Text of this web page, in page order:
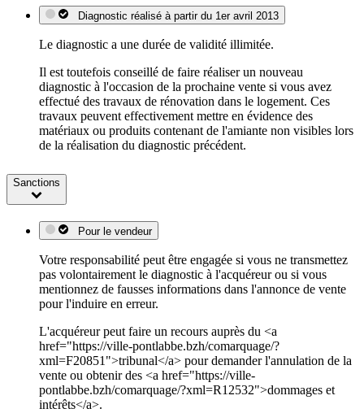
Diagnostic réalisé à partir du 1er avril 2013
Le diagnostic a une durée de validité illimitée.
Il est toutefois conseillé de faire réaliser un nouveau
diagnostic à l'occasion de la prochaine vente si vous avez
effectué des travaux de rénovation dans le logement. Ces
travaux peuvent effectivement mettre en évidence des
matériaux ou produits contenant de l'amiante non visibles lors
de la réalisation du diagnostic précédent.
Sanctions
Pour le vendeur
Votre responsabilité peut être engagée si vous ne transmettez
pas volontairement le diagnostic à l'acquéreur ou si vous
mentionnez de fausses informations dans l'annonce de vente
pour l'induire en erreur.
L'acquéreur peut faire un recours auprès du <a
href="https://ville-pontlabbe.bzh/comarquage/?
xml=F20851">tribunal</a> pour demander l'annulation de la
vente ou obtenir des <a href="https://ville-
pontlabbe.bzh/comarquage/?xml=R12532">dommages et
intérêts</a>.